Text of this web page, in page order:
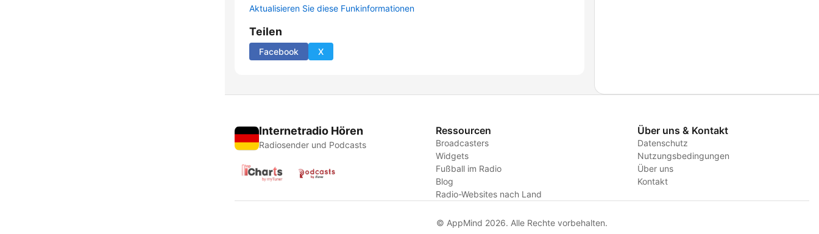
Aktualisieren Sie diese Funkinformationen
Teilen
Facebook X
Internetradio Hören
Radiosender und Podcasts
Ressourcen
Broadcasters
Widgets
Fußball im Radio
Blog
Radio-Websites nach Land
Über uns & Kontakt
Datenschutz
Nutzungsbedingungen
Über uns
Kontakt
© AppMind 2026. Alle Rechte vorbehalten.